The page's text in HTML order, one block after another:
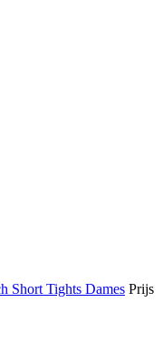
Short Tights Dames Prijs